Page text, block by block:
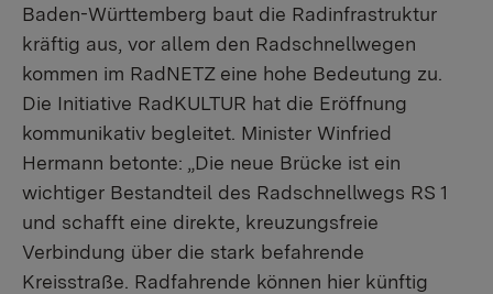
Baden-Württemberg baut die Radinfrastruktur
kräftig aus, vor allem den Radschnellwegen
kommen im RadNETZ eine hohe Bedeutung zu.
Die Initiative RadKULTUR hat die Eröffnung
kommunikativ begleitet. Minister Winfried
Hermann betonte: „Die neue Brücke ist ein
wichtiger Bestandteil des Radschnellwegs RS 1
und schafft eine direkte, kreuzungsfreie
Verbindung über die stark befahrende
Kreisstraße. Radfahrende können hier künftig